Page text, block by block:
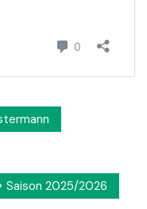
Saison 2025/2026